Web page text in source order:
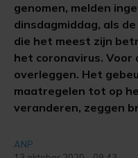
genomen, melden
dinsdagmiddag, als
die het meest zijn
het coronavirus. Voor
overleggen. Het
maatregelen tot op
veranderen, zeggen
ANP